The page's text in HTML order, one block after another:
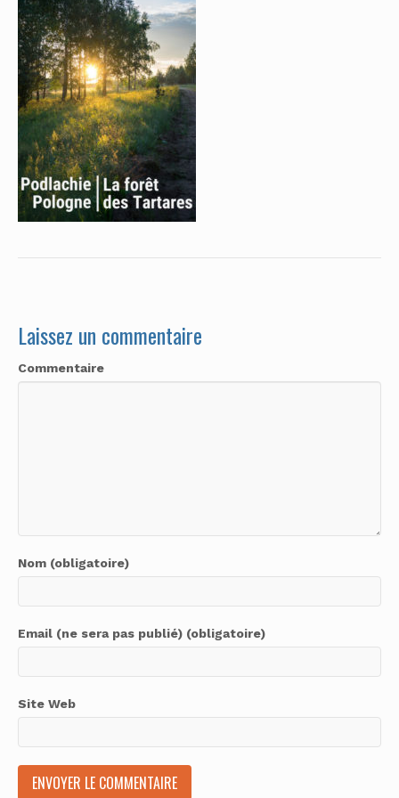
Laissez un commentaire
Commentaire
Nom (obligatoire)
Email (ne sera pas publié) (obligatoire)
Site Web